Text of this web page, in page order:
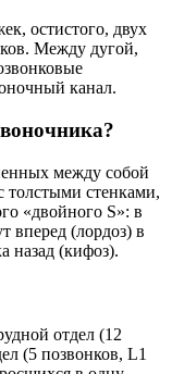
остистого, двух
Между дугой,
канал.
между собой
толстыми стенками,
«двойного S»: в
вперед (лордоз) в
назад (кифоз).
отдел (12
(5 позвонков, L1